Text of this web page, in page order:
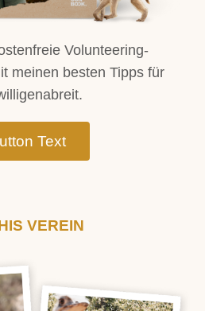
Volunteering-
meinen besten Tipps für
Text
VEREIN